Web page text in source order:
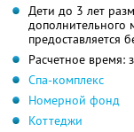
Дети до 3 лет
дополнительного
предоставляется
Расчетное время:
Спа-комплекс
Номерной фонд
Коттеджи